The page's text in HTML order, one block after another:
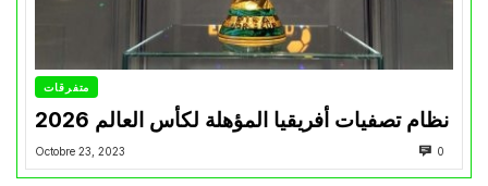
متفرقات
نظام تصفيات أفريقيا المؤهلة لكأس العالم 2026
Octobre 23, 2023 0